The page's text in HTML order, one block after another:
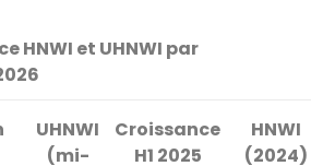
HNWI et UHNWI par
UHNWI
(mi-
Croissance
H1 2025
HNWI
(2024)